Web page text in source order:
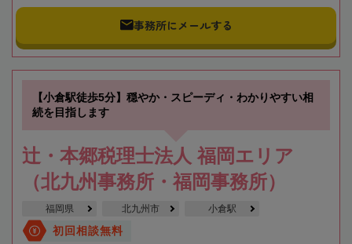
事務所にメールする
【小倉駅徒歩5分】穏やか・スピーディ・わかりやすい相
続を目指します
辻・本郷税理士法人 福岡エリア
（北九州事務所・福岡事務所）
福岡県 北九州市 小倉駅
初回相談無料